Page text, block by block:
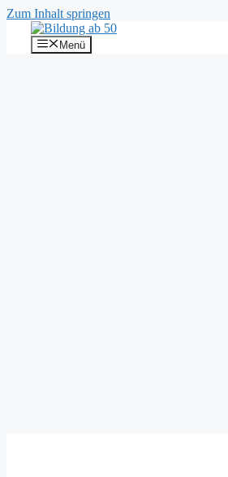
Zum Inhalt springen
Menü